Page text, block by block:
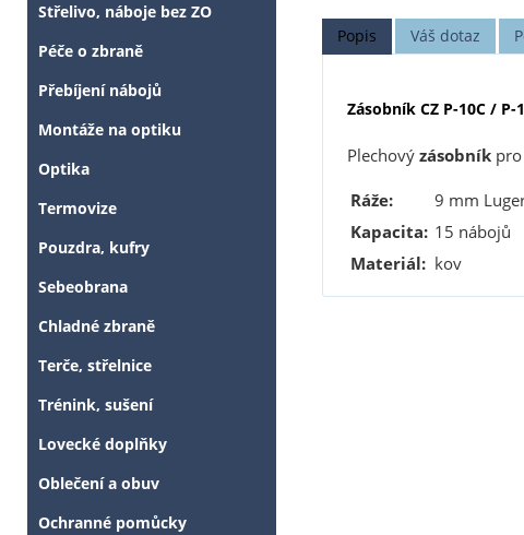
Popis Váš dotaz
Zásobník CZ P-10C / P-
Plechovýzásobníkpro
Ráže:
9 mm
Kapacita: 15 nábojů
Materiál: kov
Střelivo, náboje bez ZO
Péče o zbraně
Přebíjení nábojů
Montáže na optiku
Optika
Termovize
Pouzdra, kufry
Sebeobrana
Chladné zbraně
Terče, střelnice
Trénink, sušení
Lovecké doplňky
Oblečení a obuv
Ochranné pomůcky